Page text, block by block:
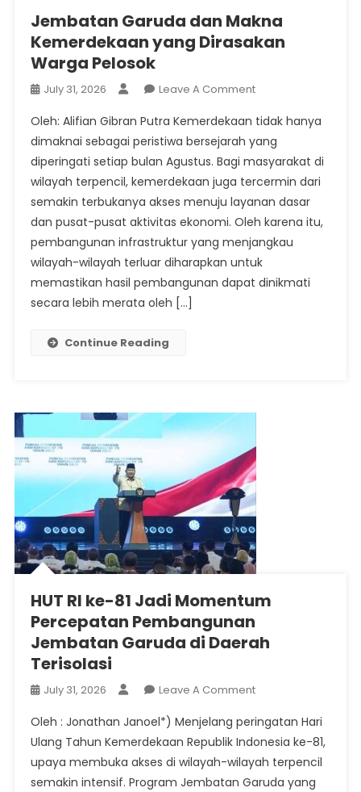
Jembatan Garuda dan Makna
Kemerdekaan yang Dirasakan
Warga Pelosok
July 31, 2026 Leave A CommentOn
Garuda
Dan
Makna
Kemerdekaan
Yang
Dirasakan
Warga
Pelosok
Oleh: Alifian Gibran Putra Kemerdekaan tidak hanya
dimaknai sebagai peristiwa bersejarah yang
diperingati setiap bulan Agustus. Bagi masyarakat di
wilayah terpencil, kemerdekaan juga tercermin dari
semakin terbukanya akses menuju layanan dasar
dan pusat-pusat aktivitas ekonomi. Oleh karena itu,
pembangunan infrastruktur yang menjangkau
wilayah-wilayah terluar diharapkan untuk
memastikan hasil pembangunan dapat dinikmati
secara lebih merata oleh […]
Continue Reading
HUT RI ke-81 Jadi Momentum
Percepatan Pembangunan
Jembatan Garuda di Daerah
Terisolasi
July 31, 2026 Leave A CommentOn
RI
Ke-
81
Jadi
Oleh : Jonathan Janoel*) Menjelang peringatan Hari
Ulang Tahun Kemerdekaan Republik Indonesia ke-81,
upaya membuka akses di wilayah-wilayah terpencil
semakin intensif. Program Jembatan Garuda yang